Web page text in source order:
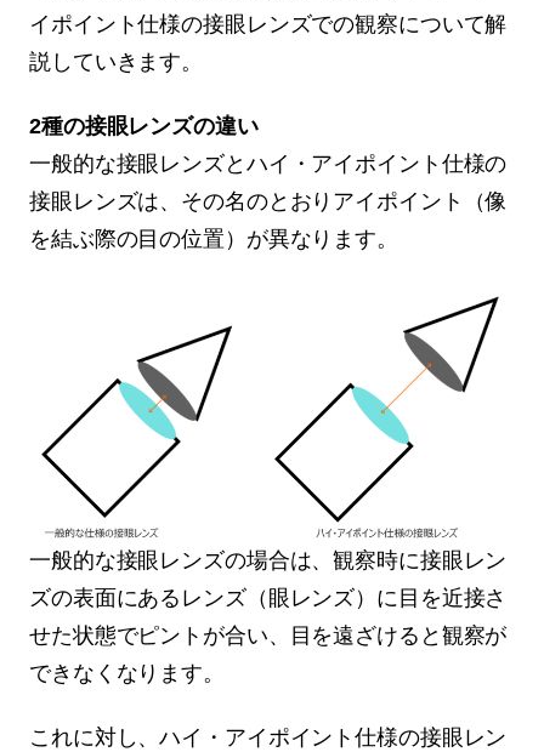
イポイント仕様の接眼レンズでの観察について解
説していきます。
2種の接眼レンズの違い
一般的な接眼レンズとハイ・アイポイント仕様の
接眼レンズは、その名のとおりアイポイント（像
を結ぶ際の目の位置）が異なります。
一般的な接眼レンズの場合は、観察時に接眼レン
ズの表面にあるレンズ（眼レンズ）に目を近接さ
せた状態でピントが合い、目を遠ざけると観察が
できなくなります。
これに対し、ハイ・アイポイント仕様の接眼レン